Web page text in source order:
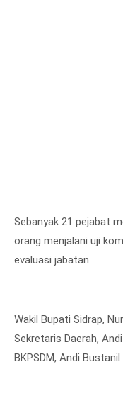
Sebanyak 21 pejabat
orang menjalani uji
evaluasi jabatan.
Wakil Bupati Sidrap,
Sekretaris Daerah,
BKPSDM, Andi